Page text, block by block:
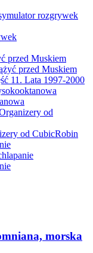
rozgrywek
przed Muskiem
przed Muskiem
11. Lata 1997-2000
od
od CubicRobin
morska